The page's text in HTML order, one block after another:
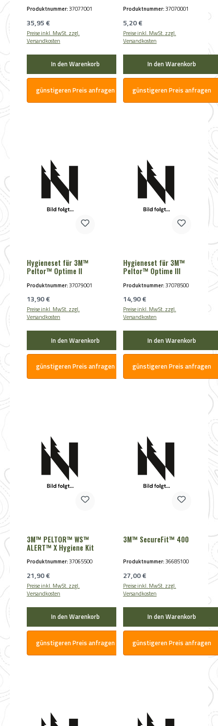
Produktnummer:37077001
Regulärer Preis:
35,95 €
Preise inkl. MwSt. zzgl.
Versandkosten
In den Warenkorb
günstigeren Preis anfragen
Produktnummer:37070001
Regulärer Preis:
5,20 €
Preise inkl. MwSt. zzgl.
Versandkosten
In den Warenkorb
günstigeren Preis anfragen
Hygieneset für 3M™
Peltor™ Optime II
Produktnummer:37079001
Regulärer Preis:
13,90 €
Preise inkl. MwSt. zzgl.
Versandkosten
In den Warenkorb
günstigeren Preis anfragen
Hygieneset für 3M™
Peltor™ Optime III
Produktnummer:37078500
Regulärer Preis:
14,90 €
Preise inkl. MwSt. zzgl.
Versandkosten
In den Warenkorb
günstigeren Preis anfragen
3M™ PELTOR™ WS™
ALERT™ X Hygiene Kit
Produktnummer:37065500
Regulärer Preis:
21,90 €
Preise inkl. MwSt. zzgl.
Versandkosten
In den Warenkorb
günstigeren Preis anfragen
3M™ SecureFit™ 400
Produktnummer:36685100
Regulärer Preis:
27,00 €
Preise inkl. MwSt. zzgl.
Versandkosten
In den Warenkorb
günstigeren Preis anfragen